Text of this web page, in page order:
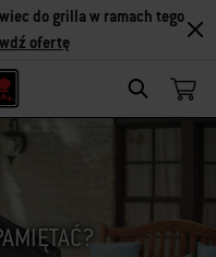
SEARCH
do grilla w ramach tego
ofertę